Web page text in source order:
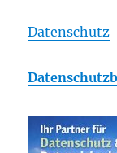
Datenschutz